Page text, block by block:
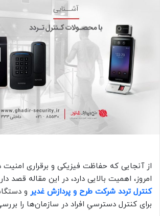
از آنجایی که حفاظت فیزیکی و برقراری امنیت
امروز، اهمیت بالایی دارد، در این مقاله قصد
کنترل تردد شرکت طرح و پردازش غدیر و
برای کنترل دسترسیِ افراد در سازمان‌ها را